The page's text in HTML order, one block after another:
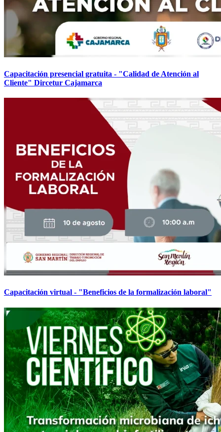
Capacitación presencial gratuita - "Calidad de Atención al
Cliente" Dircetur Cajamarca
Capacitación virtual - "Beneficios de la formalización laboral"